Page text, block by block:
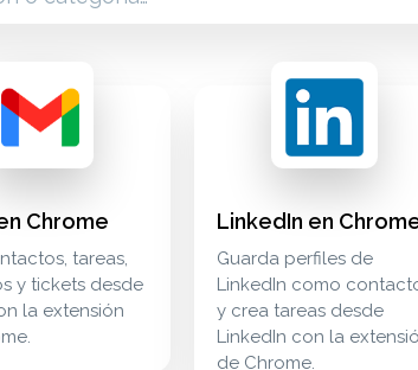
y las acciones de los suscriptores.
público de brevo. marketing marketing
crea contactos, tareas, negocios y
Chrome
tareas,
y tickets desde
la extensión
linkedin en chrome
LinkedIn en
Guarda perfiles de
LinkedIn como
y crea tareas desde
LinkedIn con la
de Chrome.